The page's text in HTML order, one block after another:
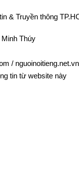
& Truyền thông
Thúy
/ nguoinoitieng.net.vn
tin từ website này